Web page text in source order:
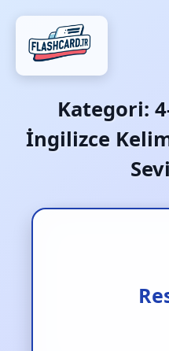
Kategori:
İngilizce